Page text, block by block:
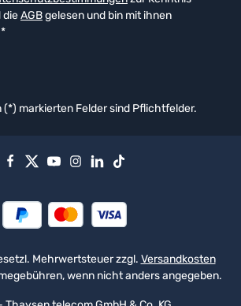
dieAGBgelesen und bin mit ihnen
*
(*) markierten Felder sind Pflichtfelder.
Mehrwertsteuer zzgl. Versandkosten
wenn nicht anders angegeben.